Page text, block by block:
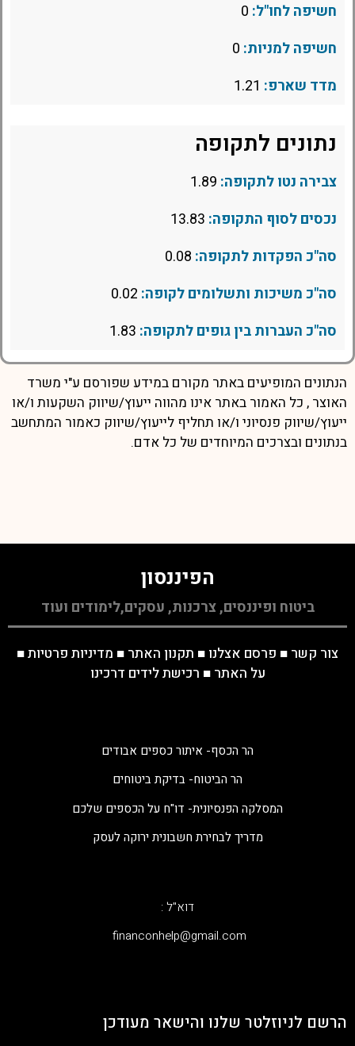
חשיפה לחו"ל:
חשיפה למניות:
מדד שארפ:
נתונים לתקופה
צבירה נטו לתקופה:
נכסים לסוף התקופה:
סה"כ הפקדות לתקופה:
סה"כ משיכות ותשלומים לקופה:
סה"כ העברות בין גופים לתקופה:
הנתונים המופיעים באתר מקורם במידע שפורסם ע"י משרד
האוצר , כל האמור באתר אינו מהווה ייעוץ/שיווק השקעות ו/או
ייעוץ/שיווק פנסיוני ו/או תחליף לייעוץ/שיווק כאמור המתחשב
בנתונים ובצרכים המיוחדים של כל אדם.
הפיננסון
ביטוח ופיננסים, צרכנות, עסקים,לימודים ועוד
צור קשר ■ פרסם אצלנו ■ תקנון האתר ■ מדיניות פרטיות■
על האתר ■ רכישת לידים דרכינו
הר הכסף- איתור כספים אבודים
הר הביטוח- בדיקת ביטוחים
המסלקה הפנסיונית- דו"ח על הכספים שלכם
מדריך לבחירת חשבונית ירוקה לעסק
דוא"ל :
‫financonhelp@gmail.com‬
הרשם לניוזלטר שלנו והישאר מעודכן